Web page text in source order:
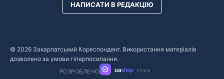
НАПИСАТИ В РЕДАКЦІЮ
© 2026 Закарпатський Кореспондент. Використання матеріалів
дозволено за умови гіперпосилання.
РОЗРОБЛЕНО uashop STUDIO